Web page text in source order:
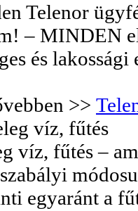
Telenor
– MINDEN
és
>>
víz, fűtés
víz, fűtés –
egyaránt a